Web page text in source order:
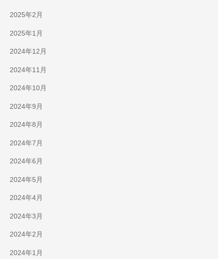
2025年2月
2025年1月
2024年12月
2024年11月
2024年10月
2024年9月
2024年8月
2024年7月
2024年6月
2024年5月
2024年4月
2024年3月
2024年2月
2024年1月